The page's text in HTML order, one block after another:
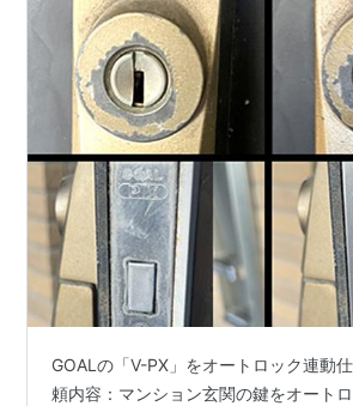
GOALの「V-PX」をオートロック連動
頼内容：マンション玄関の鍵をオート